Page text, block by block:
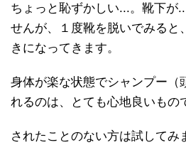
ちょっと恥ずかしい...。靴下が
せんが、１度靴を脱いでみると
きになってきます。
身体が楽な状態でシャンプー（
れるのは、とても心地良いもの
されたことのない方は試してみ